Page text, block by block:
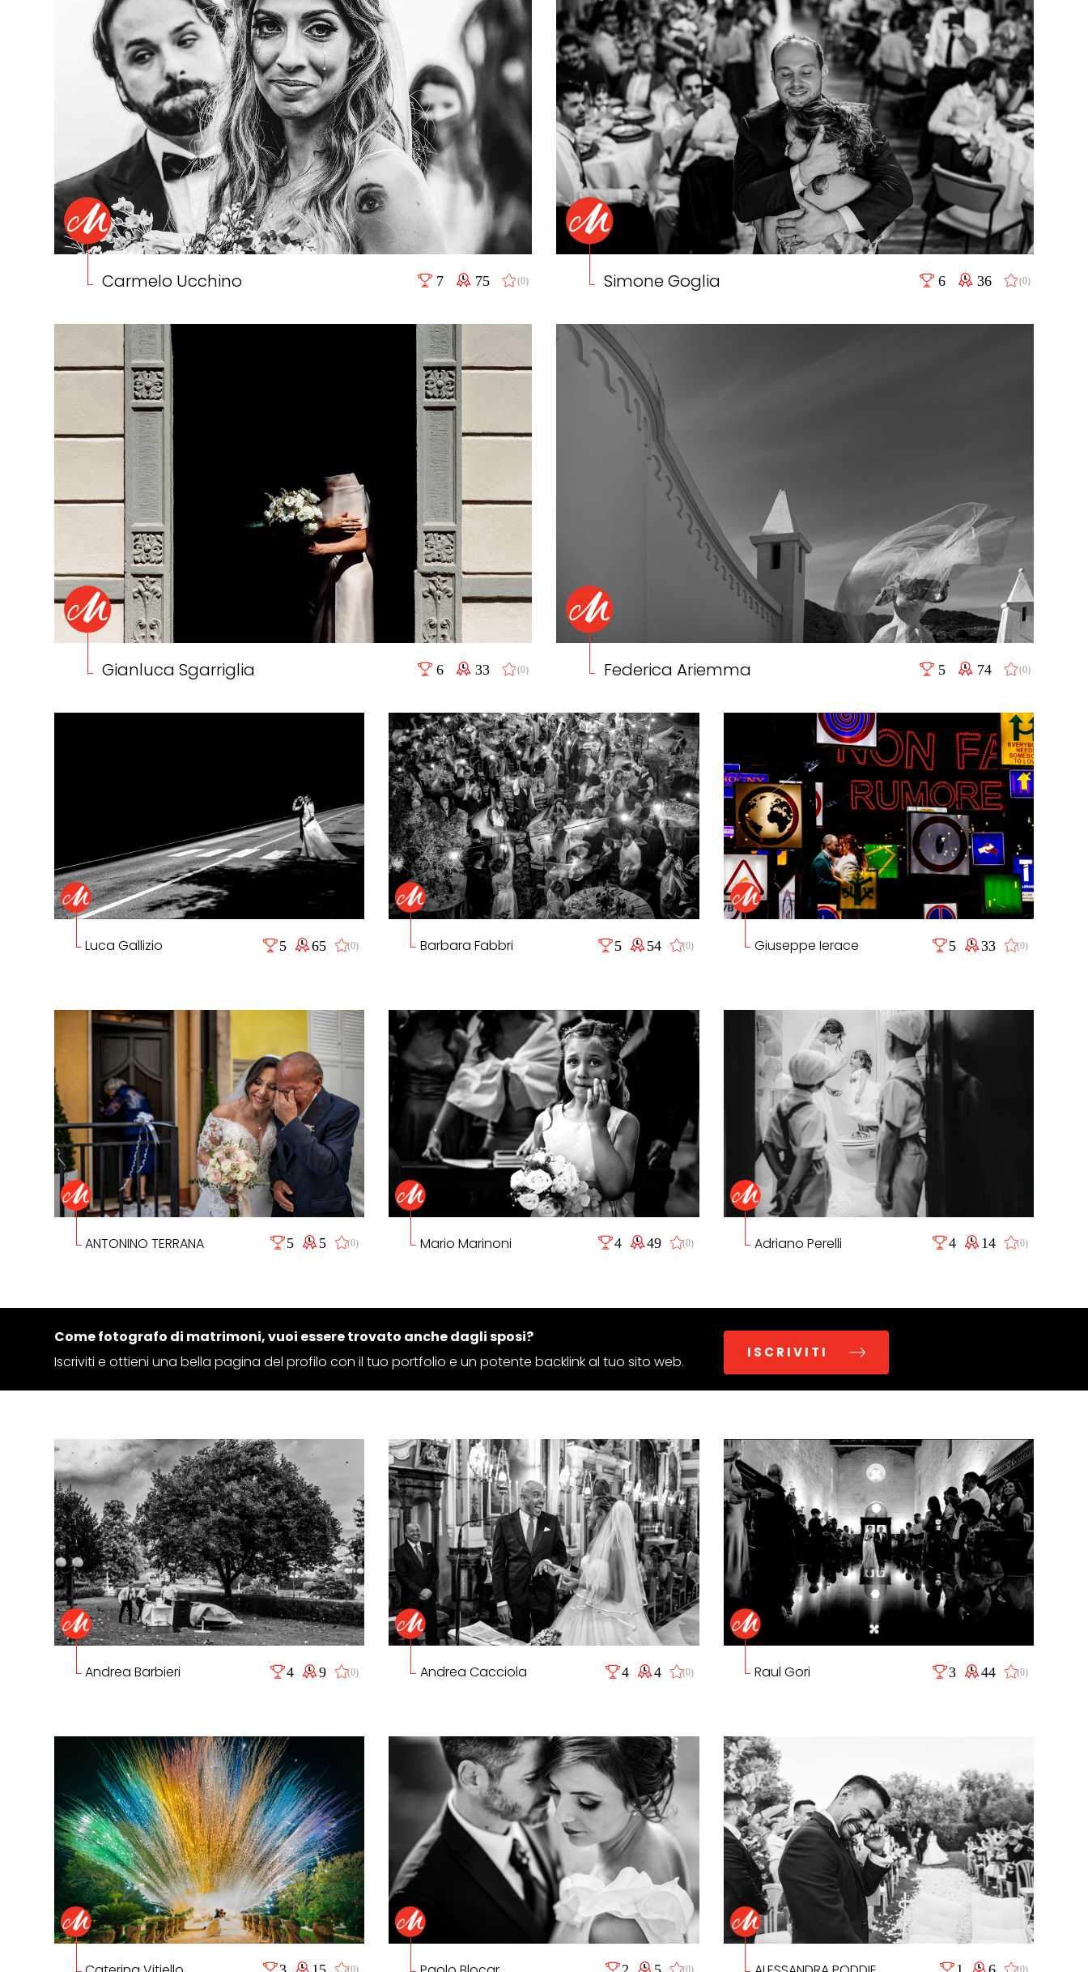
Carmelo Ucchino 7 75 (0) Simone Goglia 6 36 (0)
Gianluca Sgarriglia 6 33 (0) Federica Ariemma 5 74 (0)
Luca Gallizio 5 65 (0) Barbara Fabbri 5 54 (0) Giuseppe Ierace 5 33 (0)
ANTONINO TERRANA 5 5 (0) Mario Marinoni 4 49 (0) Adriano Perelli 4 14 (0)
Come fotografo di matrimoni, vuoi essere trovato anche dagli sposi?
Iscriviti e ottieni una bella pagina del profilo con il tuo portfolio e un potente backlink al tuo sito web.
ISCRIVITI
Andrea Barbieri 4 9 (0) Andrea Cacciola 4 4 (0) Raul Gori 3 44 (0)
3 15 (0) 2 5 (0) 1 6 (0)